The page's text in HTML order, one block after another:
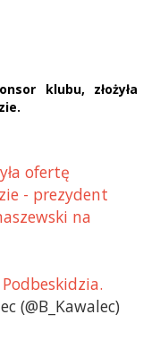
klubu, złożyła
ofertę
- prezydent
na
(@B_Kawalec)